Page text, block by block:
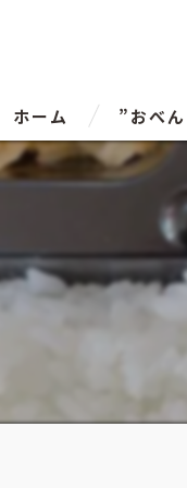
ホーム ”おべ